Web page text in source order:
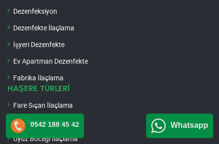
Dezenfeksiyon
Dezenfekte İlaçlama
İşyeri Dezenfekte
Ev Apartman Dezenfekte
Fabrika İlaçlama
HAŞERE TÜRLERİ
Fare Sıçan İlaçlama
Kuş Biti İlaçlama
Uyuz Böceği İlaçlama
0542 188 45 42 Whatsapp